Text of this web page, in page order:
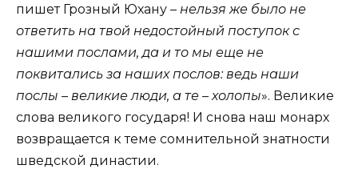
пишет Грозный Юхану – нельзя же было не
ответить на твой недостойный поступок с
нашими послами, да и то мы еще не
поквитались за наших послов: ведь наши
послы – великие люди, а те – холопы». Великие
слова великого государя! И снова наш монарх
возвращается к теме сомнительной знатности
шведской династии.